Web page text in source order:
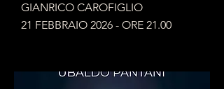
GIANRICO CAROFIGLIO
21 FEBBRAIO 2026 - ORE 21.00